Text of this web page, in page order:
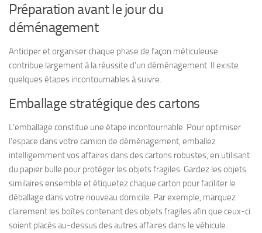
Préparation avant le jour du
déménagement
Anticiper et organiser chaque phase de façon méticuleuse
contribue largement à la réussite d’un déménagement. Il existe
quelques étapes incontournables à suivre.
Emballage stratégique des cartons
L’emballage constitue une étape incontournable. Pour optimiser
l’espace dans votre camion de déménagement, emballez
intelligemment vos affaires dans des cartons robustes, en utilisant
du papier bulle pour protéger les objets fragiles. Gardez les objets
similaires ensemble et étiquetez chaque carton pour faciliter le
déballage dans votre nouveau domicile. Par exemple, marquez
clairement les boîtes contenant des objets fragiles afin que ceux-ci
soient placés au-dessus des autres affaires dans le véhicule.